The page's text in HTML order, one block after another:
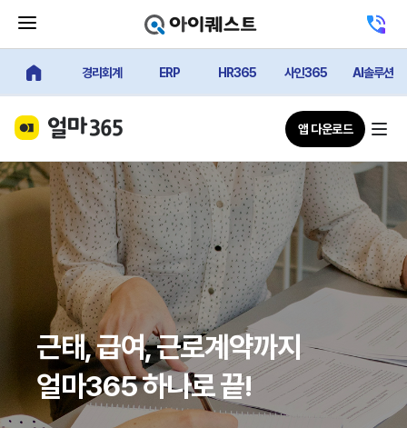
얼마에요 메인경리회계 ERP HR365 사인365 AI솔루션
앱 다운로드
근태, 급여, 근로계약까지
얼마365 하나로 끝!